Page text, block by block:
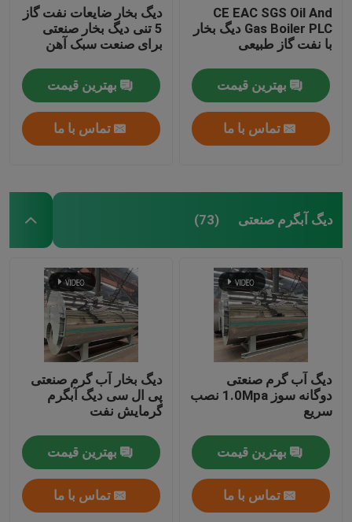
CE EAC SGS Oil And
Gas Boiler PLC دیگ بخار
با نفت گاز طبیعی
بهترین قیمت
تماس با ما
دیگ بخار ضایعات نفت گاز
5 تنی دیگ بخار صنعتی
برای صنعت سبک آهن
بهترین قیمت
تماس با ما
دیگ آبگرم صنعتی (73)
دیگ آب گرم صنعتی
دوگانه سوز 1.0Mpa نصب
سریع
بهترین قیمت
تماس با ما
دیگ بخار آب گرم صنعتی
پی ال ​​سی دیگ آبگرم
گرمایش نفت
بهترین قیمت
تماس با ما